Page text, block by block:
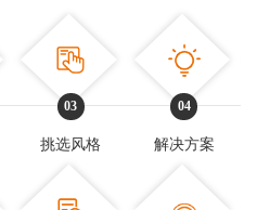
软装攻
轻松一
03
挑选风格
04
解决方案